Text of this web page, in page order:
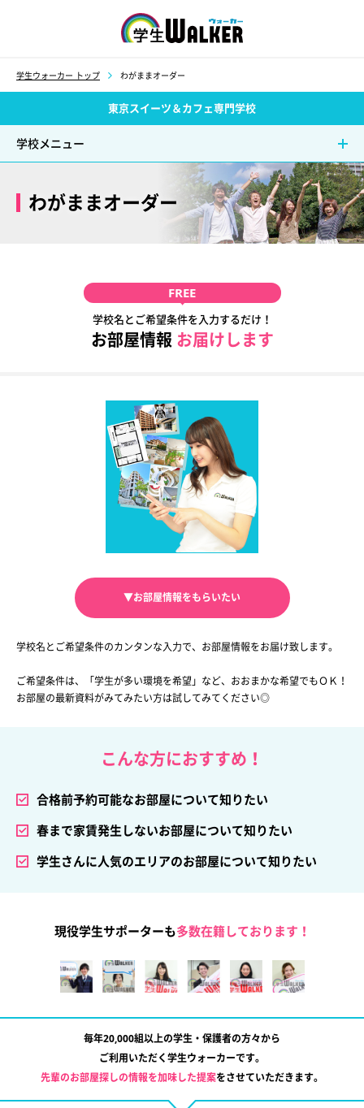
学生ウォーカー トップ わがままオーダー
東京スイーツ＆カフェ専門学校
学校メニュー
わがままオーダー
FREE
学校名とご希望条件を入力するだけ！
お部屋情報 お届けします
▼お部屋情報をもらいたい
学校名とご希望条件のカンタンな入力で、お部屋情報をお届け致します。
ご希望条件は、「学生が多い環境を希望」など、おおまかな希望でもＯＫ！
お部屋の最新資料がみてみたい方は試してみてください◎
こんな方におすすめ！
合格前予約可能なお部屋について知りたい
春まで家賃発生しないお部屋について知りたい
学生さんに人気のエリアのお部屋について知りたい
現役学生サポーターも多数在籍しております！
毎年20,000組以上の学生・保護者の方々から
ご利用いただく学生ウォーカーです。
先輩のお部屋探しの情報を加味した提案をさせていただきます。